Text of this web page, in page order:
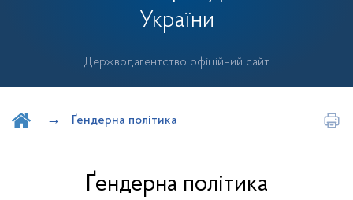
України
Держводагентство офіційний сайт
Ґендерна політика
Ґендерна політика